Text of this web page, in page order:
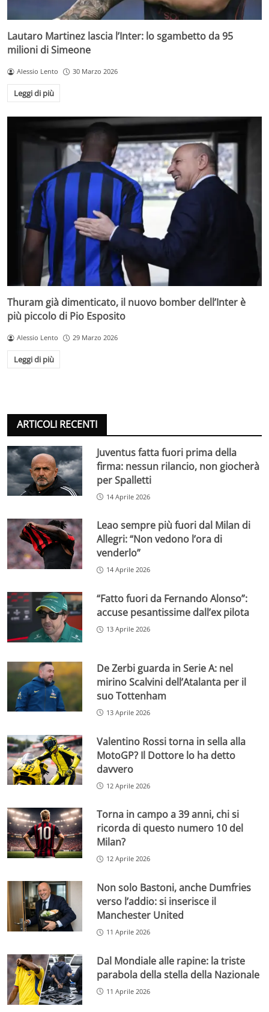
Lautaro Martinez lascia l’Inter: lo sgambetto da 95
milioni di Simeone
Alessio Lento 30 Marzo 2026
Leggi di più
Thuram già dimenticato, il nuovo bomber dell’Inter è
più piccolo di Pio Esposito
Alessio Lento 29 Marzo 2026
Leggi di più
ARTICOLI RECENTI
Juventus fatta fuori prima della
firma: nessun rilancio, non giocherà
per Spalletti
14 Aprile 2026
Leao sempre più fuori dal Milan di
Allegri: “Non vedono l’ora di
venderlo”
14 Aprile 2026
“Fatto fuori da Fernando Alonso”:
accuse pesantissime dall’ex pilota
13 Aprile 2026
De Zerbi guarda in Serie A: nel
mirino Scalvini dell’Atalanta per il
suo Tottenham
13 Aprile 2026
Valentino Rossi torna in sella alla
MotoGP? Il Dottore lo ha detto
davvero
12 Aprile 2026
Torna in campo a 39 anni, chi si
ricorda di questo numero 10 del
Milan?
12 Aprile 2026
Non solo Bastoni, anche Dumfries
verso l’addio: si inserisce il
Manchester United
11 Aprile 2026
Dal Mondiale alle rapine: la triste
parabola della stella della Nazionale
11 Aprile 2026